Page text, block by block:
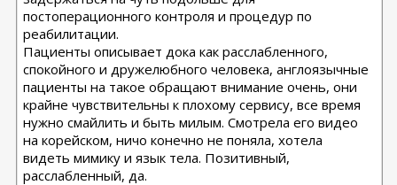
постоперационного контроля и процедур по
реабилитации.
Пациенты описывает дока как расслабленного,
спокойного и дружелюбного человека, англоязычные
пациенты на такое обращают внимание очень, они
крайне чувствительны к плохому сервису, все время
нужно смайлить и быть милым. Смотрела его видео
на корейском, ничо конечно не поняла, хотела
видеть мимику и язык тела. Позитивный,
расслабленный, да.